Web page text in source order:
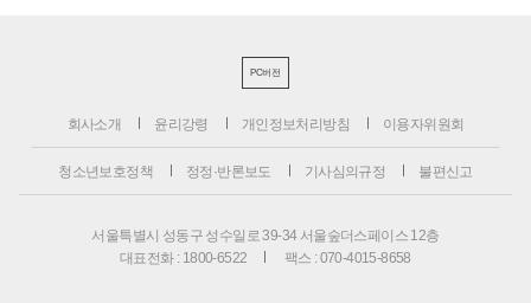
PC버전
회사소개 윤리강령 개인정보처리방침 이용자위원회
청소년보호정책 정정·반론보도 기사심의규정 불편신고
서울특별시 성동구 성수일로 39-34 서울숲더스페이스 12층
대표전화 : 1800-6522
팩스 : 070-4015-8658